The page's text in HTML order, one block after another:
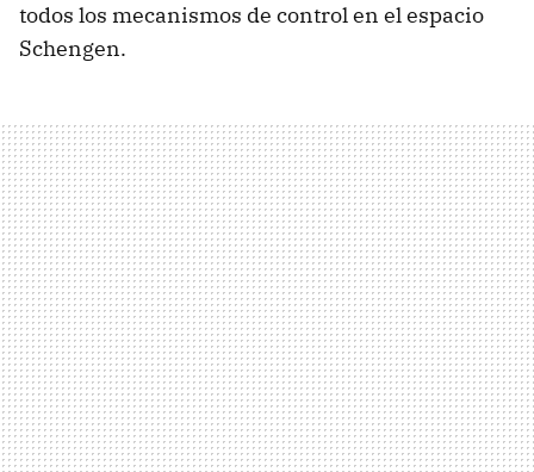
todos los mecanismos de control en el espacio
Schengen.